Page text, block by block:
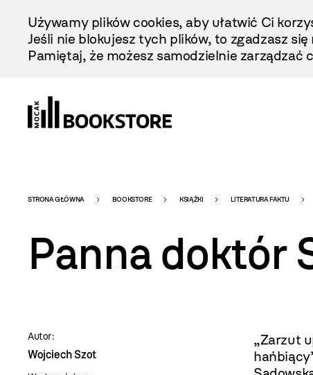
Treści
Używamy plików cookies, aby ułatwić Ci
Jeśli nie blokujesz tych plików, to zgadzasz
Pamiętaj, że możesz samodzielnie
Bookstore
-
szablon
STRONA GŁÓWNA BOOKSTORE KSIĄŻKI LITERATURA FAKTU
Panna doktór
Autor:
Wojciech Szot
„Zarzut